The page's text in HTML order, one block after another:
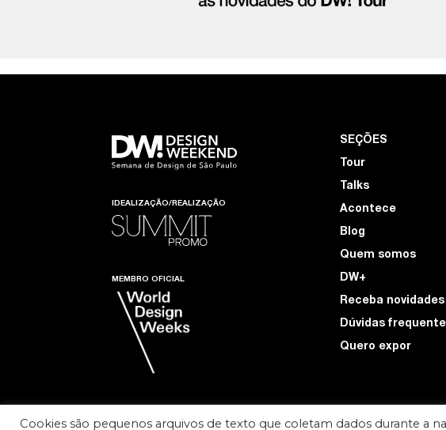
IDEALIZAÇÃO/REALIZAÇÃO
MEMBRO OFICIAL
SEÇÕES
Tour
Talks
Acontece
Blog
Quem somos
DW+
Receba novidades
Dúvidas
Quero expor
Cookies são pequenos arquivos de texto que coletam dados durante a